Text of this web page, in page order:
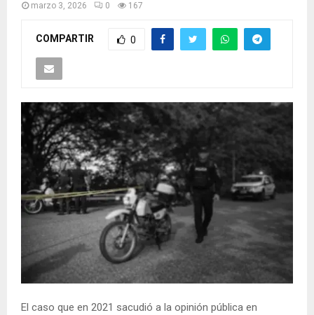
marzo 3, 2026 0 167
COMPARTIR 0
El caso que en 2021 sacudió a la opinión pública en